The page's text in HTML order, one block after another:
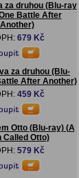
za druhou (Blu-ray
Battle After
Another)
679 Kč
za druhou (Blu-
After Another)
459 Kč
Otto (Blu-ray) (A
Called Otto)
579 Kč